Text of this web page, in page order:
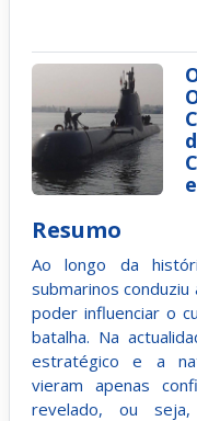
Resumo
Ao longo da
submarinos
poder influenciar o
batalha. Na
estratégico e a
vieram apenas
revelado, ou